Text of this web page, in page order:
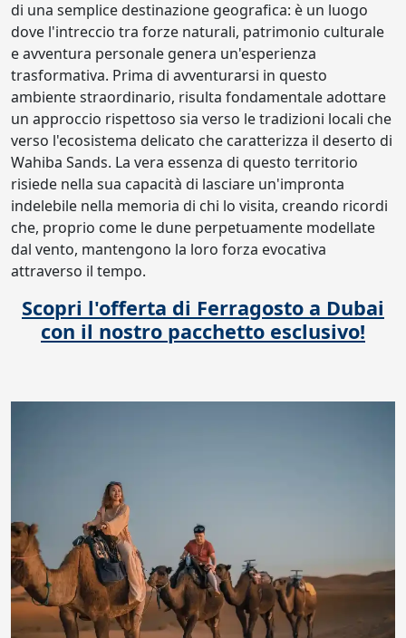
di una semplice destinazione geografica: è un luogo
dove l'intreccio tra forze naturali, patrimonio culturale
e avventura personale genera un'esperienza
trasformativa. Prima di avventurarsi in questo
ambiente straordinario, risulta fondamentale adottare
un approccio rispettoso sia verso le tradizioni locali che
verso l'ecosistema delicato che caratterizza il deserto di
Wahiba Sands. La vera essenza di questo territorio
risiede nella sua capacità di lasciare un'impronta
indelebile nella memoria di chi lo visita, creando ricordi
che, proprio come le dune perpetuamente modellate
dal vento, mantengono la loro forza evocativa
attraverso il tempo.
Scopri l'offerta di Ferragosto a Dubai
con il nostro pacchetto esclusivo!